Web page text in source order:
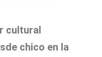
cultural
chico en la